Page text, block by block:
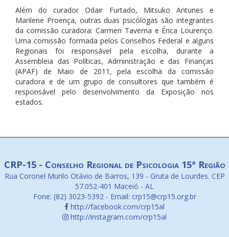
Além do curador Odair Furtado, Mitsuko Antunes e
Marilene Proença, outras duas psicólogas são integrantes
da comissão curadora: Carmen Taverna e Érica Lourenço.
Uma comissão formada pelos Conselhos Federal e alguns
Regionais foi responsável pela escolha, durante a
Assembleia das Políticas, Administração e das Finanças
(APAF) de Maio de 2011, pela escolha da comissão
curadora e de um grupo de consultores que também é
responsável pelo desenvolvimento da Exposição nos
estados.
CRP-15 - Conselho Regional de Psicologia 15ª Região
Rua Coronel Murilo Otávio de Barros, 139 - Gruta de Lourdes. CEP
57.052-401 Maceió - AL
Fone: (82) 3023-5392 - Email: crp15@crp15.org.br
http://facebook.com/crp15al
http://instagram.com/crp15al